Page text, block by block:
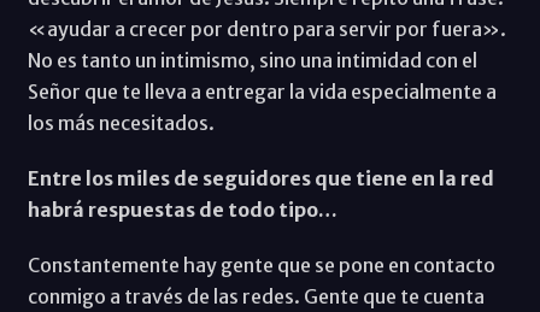
«ayudar a crecer por dentro para servir por fuera».
No es tanto un intimismo, sino una intimidad con el
Señor que te lleva a entregar la vida especialmente a
los más necesitados.
Entre los miles de seguidores que tiene en la red
habrá respuestas de todo tipo…
Constantemente hay gente que se pone en contacto
conmigo a través de las redes. Gente que te cuenta